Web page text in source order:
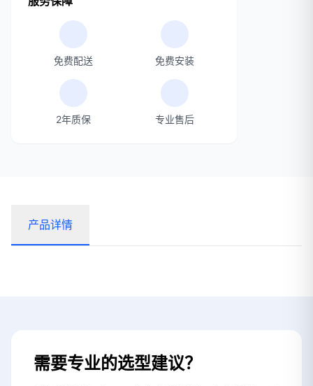
免费配送 免费安装
2年质保 专业售后
产品详情
需要专业的选型建议？